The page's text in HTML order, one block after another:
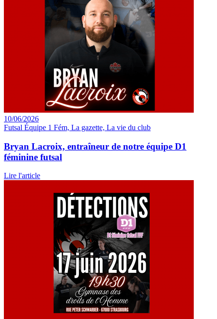
10/06/2026
Futsal Équipe 1 Fém, La gazette, La vie du club
Bryan Lacroix, entraîneur de notre équipe D1
féminine futsal
Lire l'article